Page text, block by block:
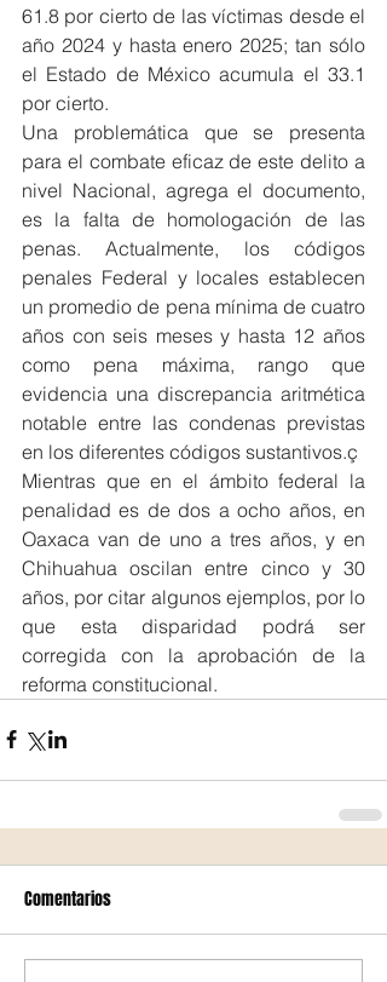
61.8 por cierto de las víctimas desde el
año 2024 y hasta enero 2025; tan sólo
el Estado de México acumula el 33.1
por cierto.
Una problemática que se presenta
para el combate eficaz de este delito a
nivel Nacional, agrega el documento,
es la falta de homologación de las
penas. Actualmente, los códigos
penales Federal y locales establecen
un promedio de pena mínima de cuatro
años con seis meses y hasta 12 años
como pena máxima, rango que
evidencia una discrepancia aritmética
notable entre las condenas previstas
en los diferentes códigos sustantivos.ç
Mientras que en el ámbito federal la
penalidad es de dos a ocho años, en
Oaxaca van de uno a tres años, y en
Chihuahua oscilan entre cinco y 30
años, por citar algunos ejemplos, por lo
que esta disparidad podrá ser
corregida con la aprobación de la
reforma constitucional.
Comentarios